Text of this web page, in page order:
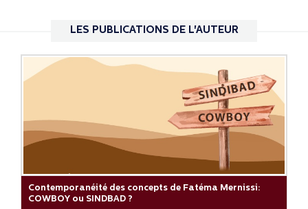
LES PUBLICATIONS DE L'AUTEUR
Contemporanéité des concepts de Fatéma Mernissi:
COWBOY ou SINDBAD ?